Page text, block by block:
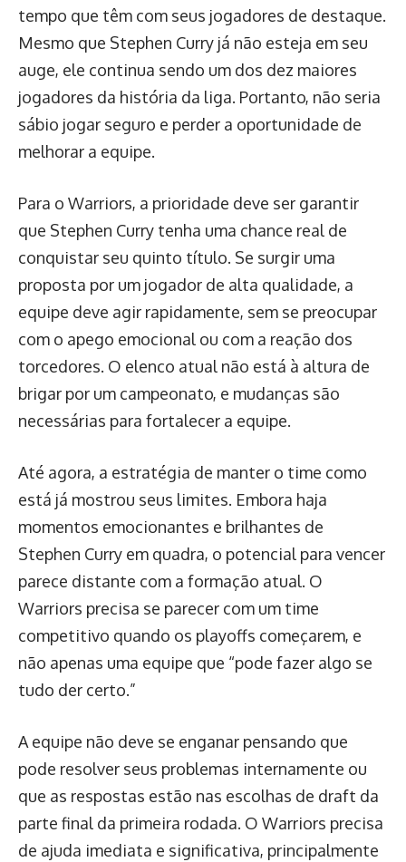
tempo que têm com seus jogadores de destaque.
Mesmo que Stephen Curry já não esteja em seu
auge, ele continua sendo um dos dez maiores
jogadores da história da liga. Portanto, não seria
sábio jogar seguro e perder a oportunidade de
melhorar a equipe.
Para o Warriors, a prioridade deve ser garantir
que Stephen Curry tenha uma chance real de
conquistar seu quinto título. Se surgir uma
proposta por um jogador de alta qualidade, a
equipe deve agir rapidamente, sem se preocupar
com o apego emocional ou com a reação dos
torcedores. O elenco atual não está à altura de
brigar por um campeonato, e mudanças são
necessárias para fortalecer a equipe.
Até agora, a estratégia de manter o time como
está já mostrou seus limites. Embora haja
momentos emocionantes e brilhantes de
Stephen Curry em quadra, o potencial para vencer
parece distante com a formação atual. O
Warriors precisa se parecer com um time
competitivo quando os playoffs começarem, e
não apenas uma equipe que “pode fazer algo se
tudo der certo.”
A equipe não deve se enganar pensando que
pode resolver seus problemas internamente ou
que as respostas estão nas escolhas de draft da
parte final da primeira rodada. O Warriors precisa
de ajuda imediata e significativa, principalmente